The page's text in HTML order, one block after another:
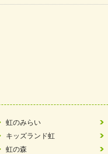
に掲載されました
しています。
虹のみらい
キッズランド虹
虹の森